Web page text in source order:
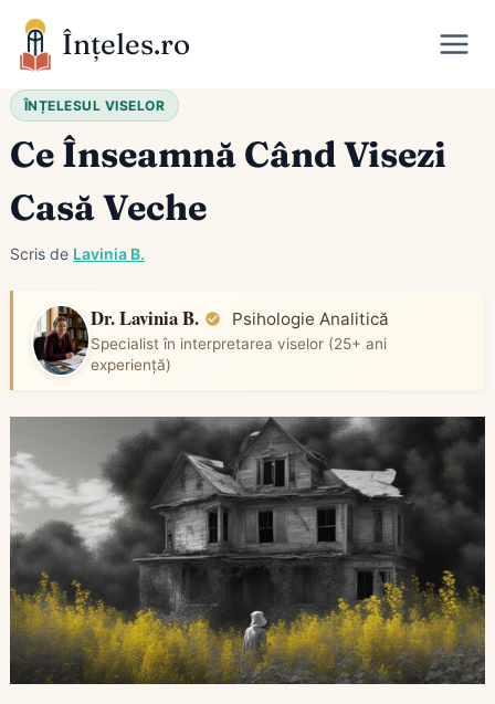
Skip
content
Înțeles.ro
ÎNȚELESUL VISELOR
Ce Înseamnă Când Visezi
Casă Veche
Scris de Lavinia B.
Dr. Lavinia B. Psihologie Analitică
Specialist în interpretarea viselor (25+ ani
experiență)